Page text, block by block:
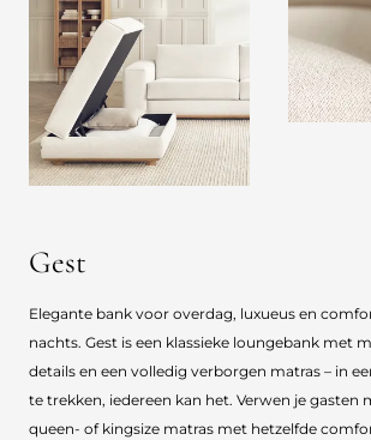
Gest
Elegante bank voor overdag, luxueus en
nachts. Gest is een klassieke loungebank met
details en een volledig verborgen matras – in
te trekken, iedereen kan het. Verwen je gasten
queen- of kingsize matras met hetzelfde